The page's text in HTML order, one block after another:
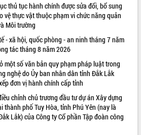
thủ tục hành chính được sửa đổi, bổ sung
vệ thực vật thuộc phạm vi chức năng quản
Môi trường
- xã hội, quốc phòng - an ninh tháng 7 năm
tác tháng 8 năm 2026
một số văn bản quy phạm pháp luật trong
nghệ do Ủy ban nhân dân tỉnh Đắk Lắk
đơn vị hành chính cấp tỉnh
chỉnh chủ trương đầu tư dự án Xây dựng
thành phố Tuy Hòa, tỉnh Phú Yên (nay là
Lắk) của Công ty Cổ phần Tập đoàn công